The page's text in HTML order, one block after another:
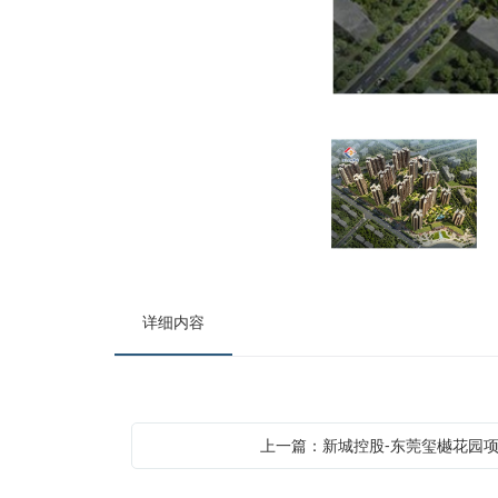
详细内容
上一篇：新城控股-东莞玺樾花园